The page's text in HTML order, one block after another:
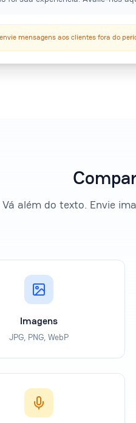
mensagens aos clientes fora do
Vá além do texto. Envie
Imagens
JPG, PNG, WebP